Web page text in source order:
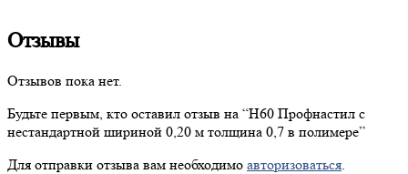
Отзывы
Отзывов пока нет.
Будьте первым, кто оставил отзыв на “Н60 Профнастил с
нестандартной шириной 0,20 м толщина 0,7 в полимере”
Для отправки отзыва вам необходимо авторизоваться.